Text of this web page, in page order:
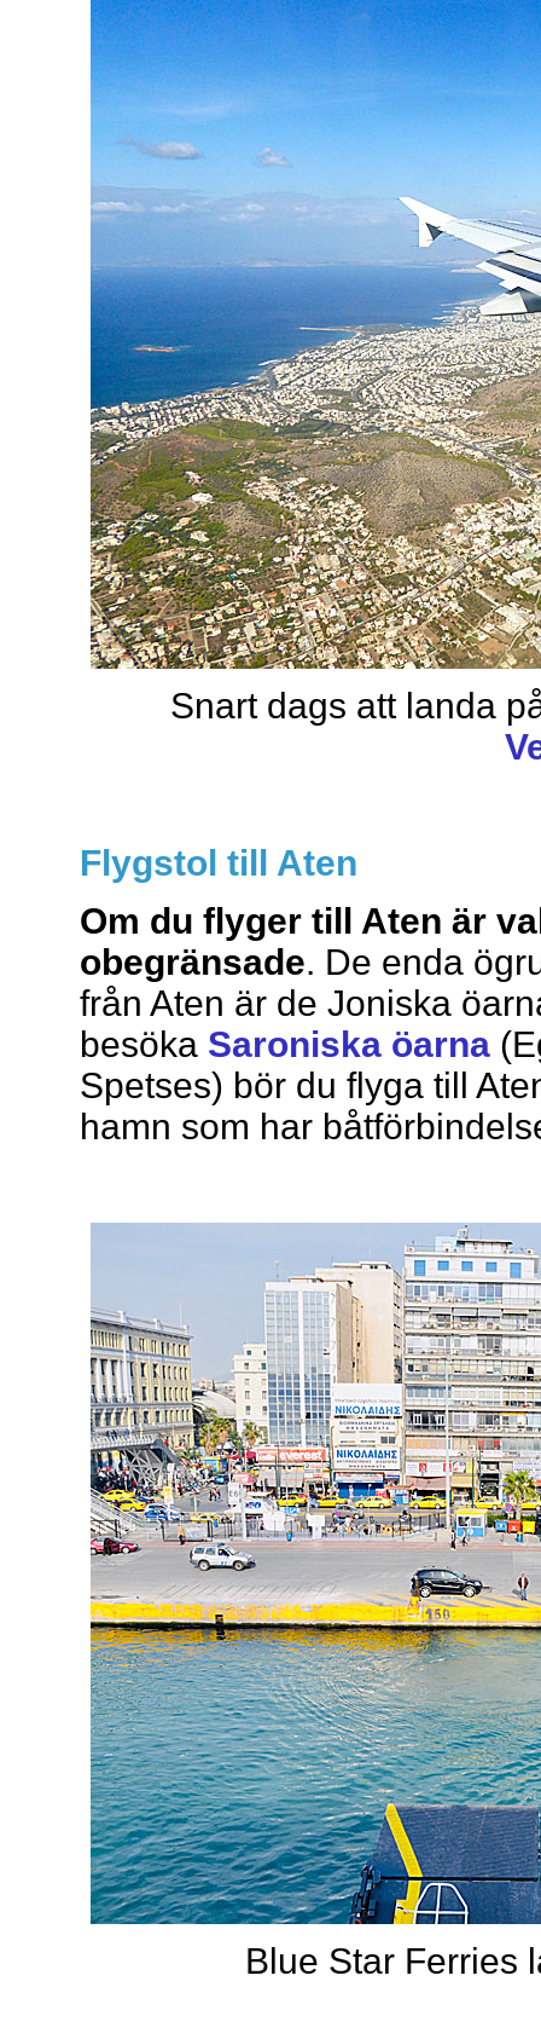
Snart dags att landa
Flygstol till Aten
Om du flyger till Aten är
obegränsade. De enda
från Aten är de Joniska
besöka Saroniska öarna
Spetses) bör du flyga till
hamn som har
Blue Star Ferries